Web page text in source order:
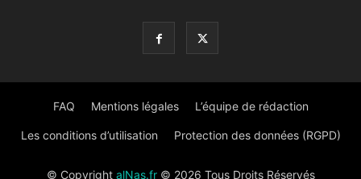
FAQ Mentions légales L’équipe de rédaction
Les conditions d’utilisation Protection des données (RGPD)
© Copyright alNas.fr© 2026 Tous Droits Réservés